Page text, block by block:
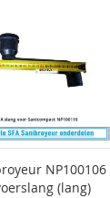
NP100106
(lang)